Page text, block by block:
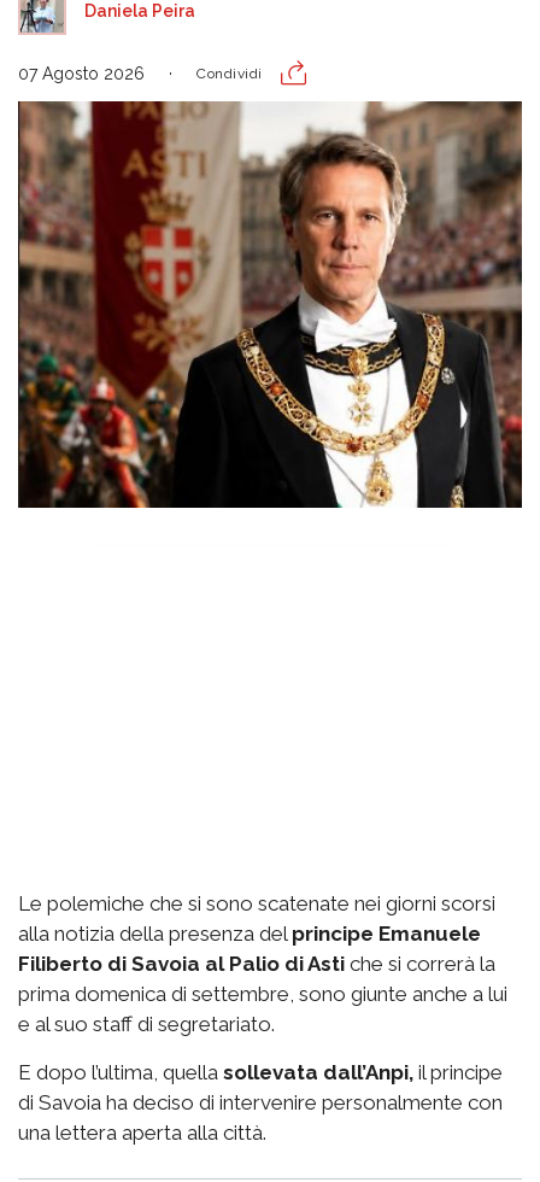
Daniela Peira
07 Agosto 2026 Condividi
Le polemiche che si sono scatenate nei giorni scorsi
alla notizia della presenza del principe Emanuele
Filiberto di Savoia al Palio di Asti che si correrà la
prima domenica di settembre, sono giunte anche a lui
e al suo staff di segretariato.
E dopo l’ultima, quella sollevata dall’Anpi, il principe
di Savoia ha deciso di intervenire personalmente con
una lettera aperta alla città.